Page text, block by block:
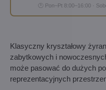
🕐 Pon–Pt 8:00–16:00 ·
Klasyczny kryształowy
zabytkowych i
może pasować do dużych
reprezentacyjnych